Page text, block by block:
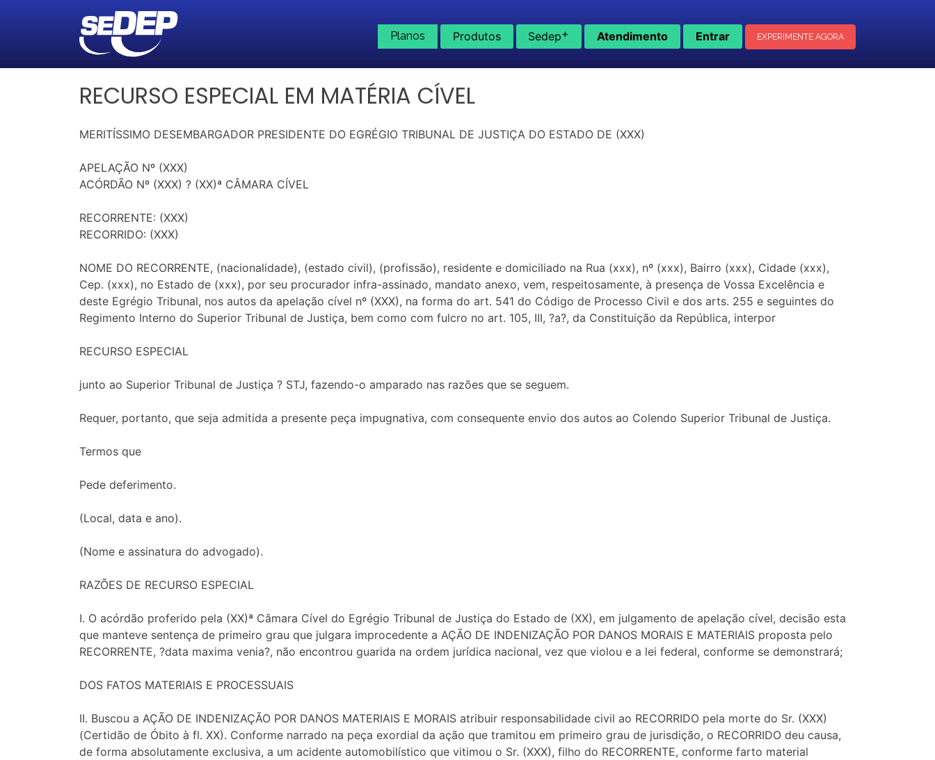
Planos Produtos Sedep+ Atendimento Entrar EXPERIMENTE AGORA
RECURSO ESPECIAL EM MATÉRIA CÍVEL
MERITÍSSIMO DESEMBARGADOR PRESIDENTE DO EGRÉGIO TRIBUNAL DE JUSTIÇA DO ESTADO DE (XXX)
APELAÇÃO Nº (XXX)
ACÓRDÃO Nº (XXX) ? (XX)ª CÂMARA CÍVEL
RECORRENTE: (XXX)
RECORRIDO: (XXX)
NOME DO RECORRENTE, (nacionalidade), (estado civil), (profissão), residente e domiciliado na Rua (xxx), nº (xxx), Bairro (xxx), Cidade (xxx),
Cep. (xxx), no Estado de (xxx), por seu procurador infra-assinado, mandato anexo, vem, respeitosamente, à presença de Vossa Excelência e
deste Egrégio Tribunal, nos autos da apelação cível nº (XXX), na forma do art. 541 do Código de Processo Civil e dos arts. 255 e seguintes do
Regimento Interno do Superior Tribunal de Justiça, bem como com fulcro no art. 105, III, ?a?, da Constituição da República, interpor
RECURSO ESPECIAL
junto ao Superior Tribunal de Justiça ? STJ, fazendo-o amparado nas razões que se seguem.
Requer, portanto, que seja admitida a presente peça impugnativa, com consequente envio dos autos ao Colendo Superior Tribunal de Justiça.
Termos que
Pede deferimento.
(Local, data e ano).
(Nome e assinatura do advogado).
RAZÕES DE RECURSO ESPECIAL
I. O acórdão proferido pela (XX)ª Câmara Cível do Egrégio Tribunal de Justiça do Estado de (XX), em julgamento de apelação cível, decisão esta
que manteve sentença de primeiro grau que julgara improcedente a AÇÃO DE INDENIZAÇÃO POR DANOS MORAIS E MATERIAIS proposta pelo
RECORRENTE, ?data maxima venia?, não encontrou guarida na ordem jurídica nacional, vez que violou e a lei federal, conforme se demonstrará;
DOS FATOS MATERIAIS E PROCESSUAIS
II. Buscou a AÇÃO DE INDENIZAÇÃO POR DANOS MATERIAIS E MORAIS atribuir responsabilidade civil ao RECORRIDO pela morte do Sr. (XXX)
(Certidão de Óbito à fl. XX). Conforme narrado na peça exordial da ação que tramitou em primeiro grau de jurisdição, o RECORRIDO deu causa,
de forma absolutamente exclusiva, a um acidente automobilístico que vitimou o Sr. (XXX), filho do RECORRENTE, conforme farto material